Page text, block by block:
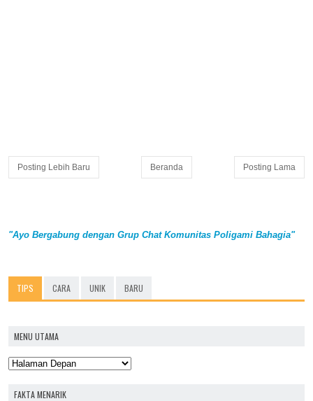
Posting Lebih Baru Posting Lama
Beranda
"Ayo Bergabung dengan Grup Chat Komunitas Poligami Bahagia"
TIPS CARA UNIK BARU
MENU UTAMA
FAKTA MENARIK